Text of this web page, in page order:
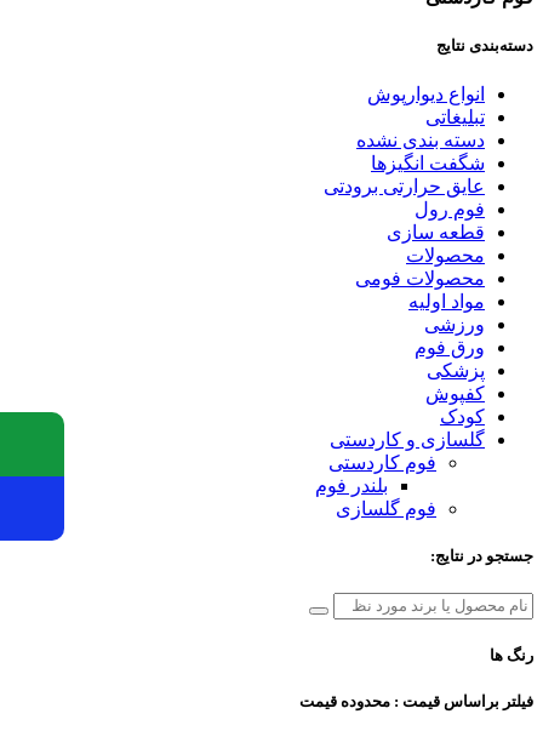
دسته‌بندی نتایج
انواع دیوارپوش
تبلیغاتی
دسته بندی نشده
شگفت انگیزها
عایق حرارتی برودتی
فوم رول
قطعه سازی
محصولات
محصولات فومی
مواد اولیه
ورزشی
ورق فوم
پزشکی
کفپوش
کودک
گلسازی و کاردستی
فوم کاردستی
بلندر فوم
فوم گلسازی
جستجو در نتایج:
رنگ ها
فیلتر براساس قیمت : محدوده قیمت